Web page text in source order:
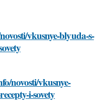
vkusnye-blyuda-s-
novosti/vkusnye-
i-sovety